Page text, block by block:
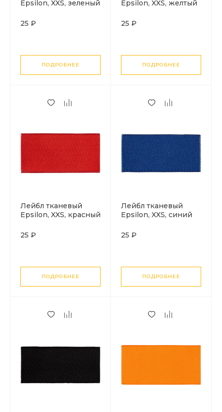
Epsilon, XXS, зеленый
25 ₽
ПОДРОБНЕЕ
Epsilon, XXS, желтый
25 ₽
ПОДРОБНЕЕ
Лейбл тканевый
Epsilon, XXS, красный
25 ₽
ПОДРОБНЕЕ
Лейбл тканевый
Epsilon, XXS, синий
25 ₽
ПОДРОБНЕЕ